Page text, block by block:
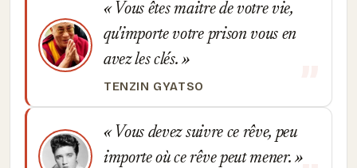
Vous êtes maitre de votre vie,
qu'importe votre prison vous en
avez les clés.
TENZIN GYATSO
Vous devez suivre ce rêve, peu
importe où ce rêve peut mener.